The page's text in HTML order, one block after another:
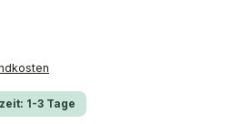
1-3 Tage